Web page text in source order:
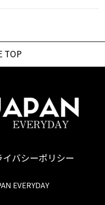
TOP
イバシーポリシー
EVERYDAY